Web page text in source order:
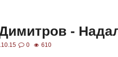
-
0 610